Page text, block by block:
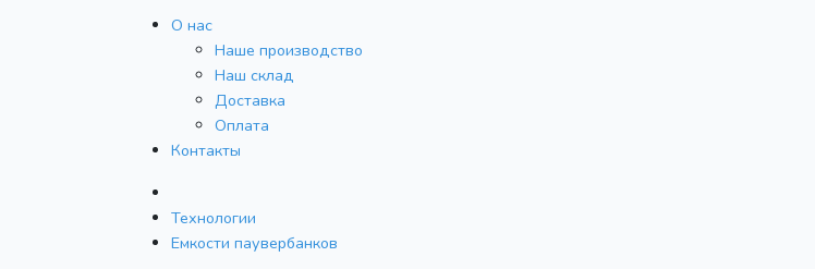
О нас
Наше производство
Наш склад
Доставка
Оплата
Контакты
Технологии
Емкости паувербанков